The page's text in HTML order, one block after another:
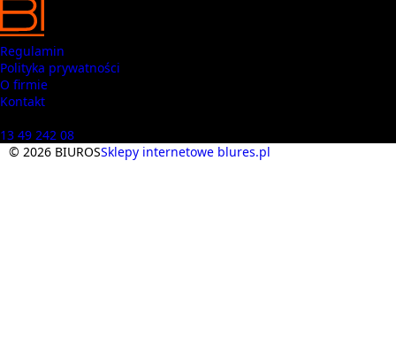
Regulamin
Polityka prywatności
O firmie
Kontakt
13 49 242 08
© 2026 BIUROSSklepy internetowe blures.pl